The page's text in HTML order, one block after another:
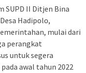
SUPD II Ditjen Bina
Hadipolo,
mulai dari
perangkat
untuk segera
awal tahun 2022